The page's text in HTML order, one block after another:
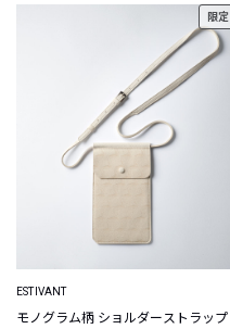
限定
ESTIVANT
モノグラム柄 ショルダーストラップ